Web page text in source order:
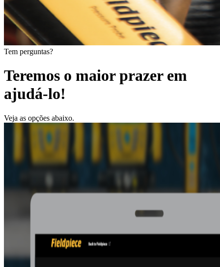
Tem perguntas?
Teremos o maior prazer em
ajudá-lo!
Veja as opções abaixo.